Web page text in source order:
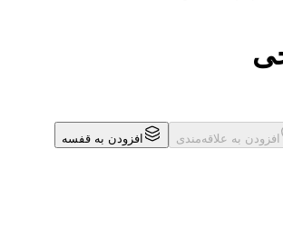
افزودن به علاقه‌مندی افزودن به قفسه